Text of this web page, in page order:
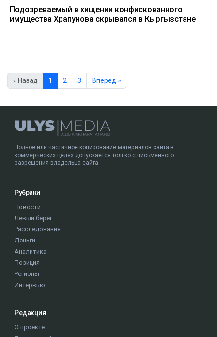
Подозреваемый в хищении конфискованного
имущества Храпунова скрывался в Кыргызстане
« Назад 1 2 3 Вперед »
Полное или частичное копирование материалов сайта в
коммерческих целях допускается только с письменного
разрешения владельца сайта.
Рубрики
Новости
Левый берег
Расследования
Деньги
Аналитика
Позиция
Регионы
Интервью
Редакция
О проекте